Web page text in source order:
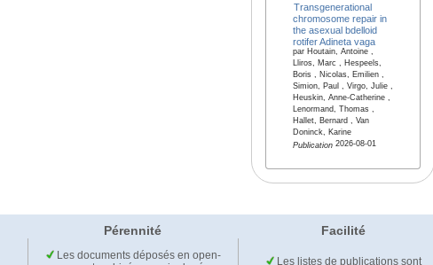
Transgenerational
chromosome repair in
the asexual bdelloid
rotifer Adineta vaga
par Houtain, Antoine ,
Lliros, Marc , Hespeels,
Boris , Nicolas, Emilien ,
Simion, Paul , Virgo, Julie ,
Heuskin, Anne-Catherine ,
Lenormand, Thomas ,
Hallet, Bernard , Van
Doninck, Karine
Publication2026-08-01
Pérennité Facilité
Les documents déposés en open-
Les listes de publications sont